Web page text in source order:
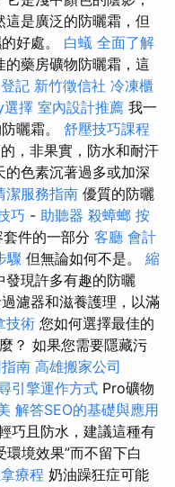
是廣泛的防曬霜，但
好處。 白蟻 全面了解
藥房礦物防曬霜，這
記 新竹徵信社 冷凍櫃
選擇 室內設計推薦 我一
曬霜。 舒壓技巧課程
，非果實，防水和耐汗
色素沉著過多或加深
潔服務指南 優質的防曬
巧 - 助聽器 殺蟑螂 按
件的一部分 客廳 會計
驟 但無論如何不是。 縮
發現許多有趣的防曬
濾器和滋養護理，以滿
技術 您如何選擇最佳的
？ 如果您需要隱藏污
南 高雄搬家公司
引擎運作方式 Pro礦物
解答SEO的基礎與應用
巧且防水，建議這種有
境效果”而不留下白
療程 奶油躁狂症可能